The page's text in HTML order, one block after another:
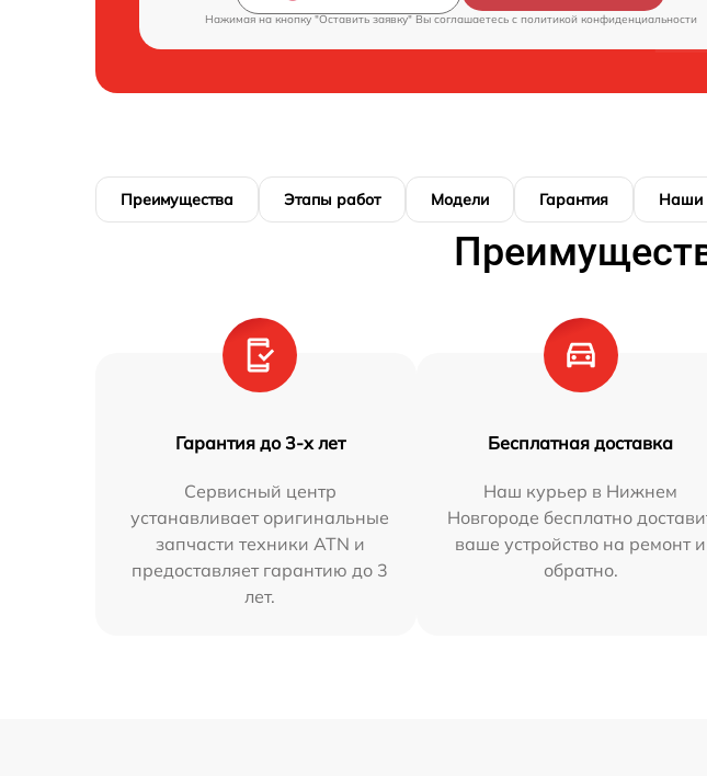
Нажимая на кнопку "Оставить заявку" Вы соглашаетесь c политикой конфиденциальности
Преимущества Этапы работ Модели Гарантия Наши
Гарантия до 3-х лет
Сервисный центр
устанавливает оригинальные
запчасти техники ATN и
предоставляет гарантию до 3
лет.
Бесплатная доставка
Наш курьер в Нижнем
Новгороде бесплатно
ваше устройство на ремонт и
обратно.